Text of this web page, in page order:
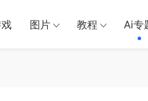
图片 教程 Ai专